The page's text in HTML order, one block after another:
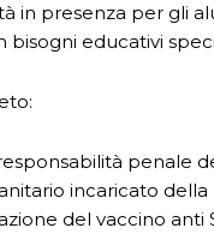
in presenza per gli
bisogni educativi
penale
incaricato della
del vaccino anti